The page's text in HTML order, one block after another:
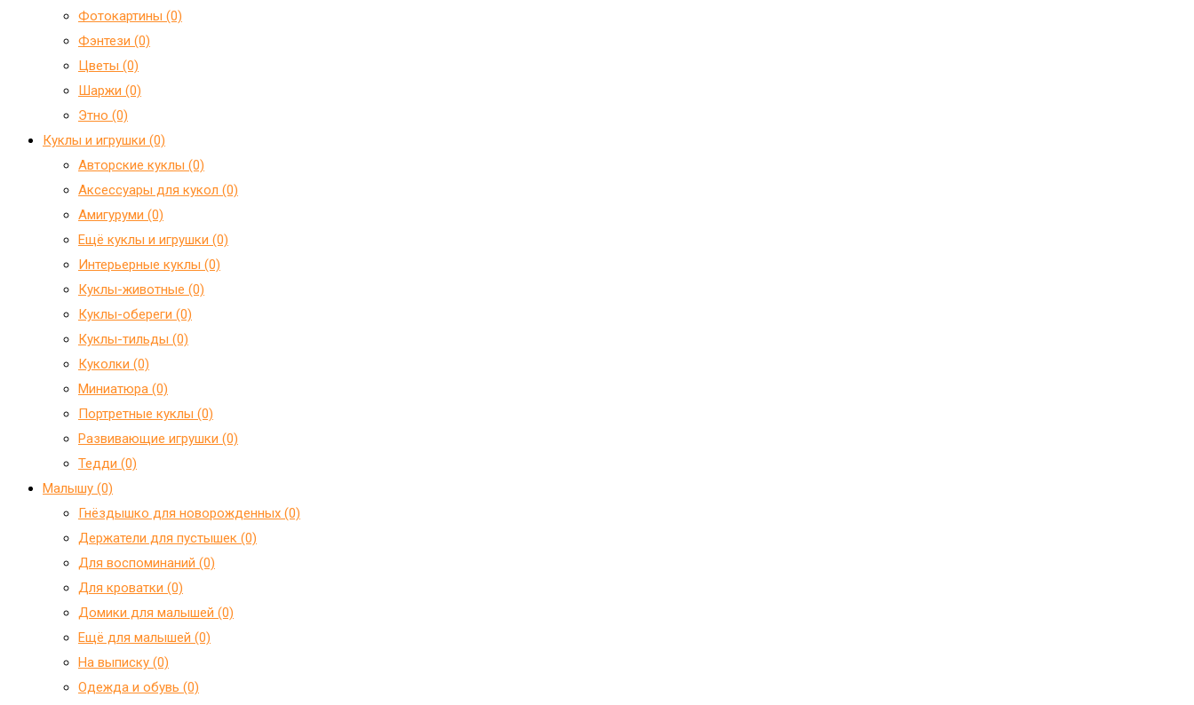
Фотокартины (0)
Фэнтези (0)
Цветы (0)
Шаржи (0)
Этно (0)
Куклы и игрушки (0)
Авторские куклы (0)
Аксессуары для кукол (0)
Амигуруми (0)
Ещё куклы и игрушки (0)
Интерьерные куклы (0)
Куклы-животные (0)
Куклы-обереги (0)
Куклы-тильды (0)
Куколки (0)
Миниатюра (0)
Портретные куклы (0)
Развивающие игрушки (0)
Тедди (0)
Малышу (0)
Гнёздышко для новорожденных (0)
Держатели для пустышек (0)
Для воспоминаний (0)
Для кроватки (0)
Домики для малышей (0)
Ещё для малышей (0)
На выписку (0)
Одежда и обувь (0)